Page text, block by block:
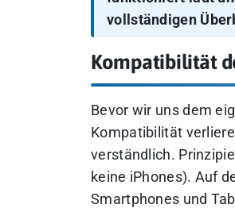
vollständigen
Kompatibilität
Bevor wir uns dem
Kompatibilität
verständlich.
keine iPhones). Auf
Smartphones und